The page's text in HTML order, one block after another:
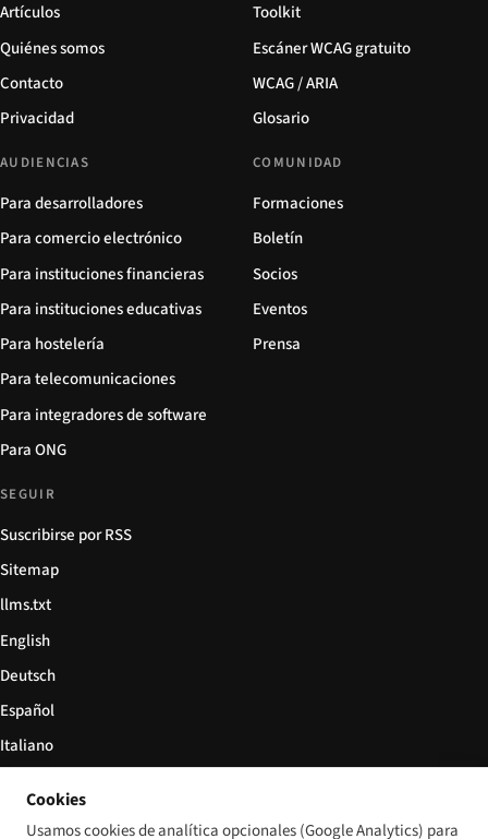
Artículos
Quiénes somos
Contacto
Privacidad
Toolkit
Escáner WCAG gratuito
WCAG / ARIA
Glosario
AUDIENCIAS
Para desarrolladores
Para comercio electrónico
Para instituciones financieras
Para instituciones educativas
Para hostelería
Para telecomunicaciones
Para integradores de software
Para ONG
COMUNIDAD
Formaciones
Boletín
Socios
Eventos
Prensa
SEGUIR
Suscribirse por RSS
Sitemap
llms.txt
English
Deutsch
Español
Italiano
Cookies
Usamos cookies de analítica opcionales (Google Analytics) para